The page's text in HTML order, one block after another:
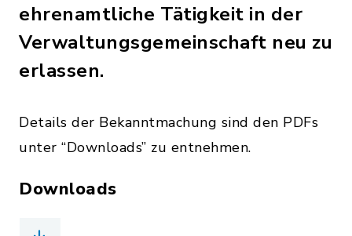
ehrenamtliche Tätigkeit in der
Verwaltungsgemeinschaft neu zu
erlassen.
Details der Bekanntmachung sind den PDFs
unter “Downloads” zu entnehmen.
Downloads